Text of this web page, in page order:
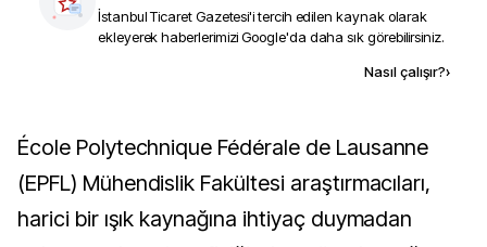
İstanbul Ticaret Gazetesi'i tercih edilen kaynak olarak
ekleyerek haberlerimizi Google'da daha sık görebilirsiniz.
Nasıl çalışır?›
École Polytechnique Fédérale de Lausanne
(EPFL) Mühendislik Fakültesi araştırmacıları,
harici bir ışık kaynağına ihtiyaç duymadan